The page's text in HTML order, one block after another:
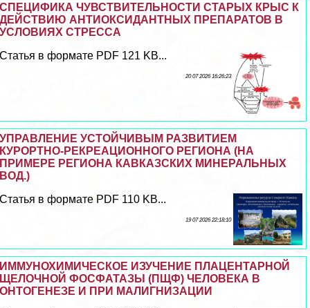
СПЕЦИФИКА ЧУВСТВИТЕЛЬНОСТИ СТАРЫХ КРЫС К
ДЕЙСТВИЮ АНТИОКСИДАНТНЫХ ПРЕПАРАТОВ В
УСЛОВИЯХ СТРЕССА
Статья в формате PDF 121 KB...
20 07 2026 16:26:23
УПРАВЛЕНИЕ УСТОЙЧИВЫМ РАЗВИТИЕМ
КУРОРТНО-РЕКРЕАЦИОННОГО РЕГИОНА (НА
ПРИМЕРЕ РЕГИОНА КАВКАЗСКИХ МИНЕРАЛЬНЫХ
ВОД.)
Статья в формате PDF 110 KB...
19 07 2026 22:18:10
ИММУНОХИМИЧЕСКОЕ ИЗУЧЕНИЕ ПЛАЦЕНТАРНОЙ
ЩЕЛОЧНОЙ ФОСФАТАЗЫ (ПЩФ) ЧЕЛОВЕКА В
ОНТОГЕНЕЗЕ И ПРИ МАЛИГНИЗАЦИИ